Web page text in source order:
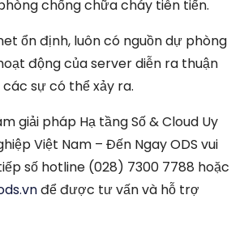
chống chữa cháy tiên tiến.
ổn định, luôn có nguồn dự phòng
động của server diễn ra thuận
sự có thể xảy ra.
giải pháp Hạ tầng Số & Cloud Uy
Việt Nam – Đến Ngay ODS vui
số hotline (028) 7300 7788 hoặc
để được tư vấn và hỗ trợ